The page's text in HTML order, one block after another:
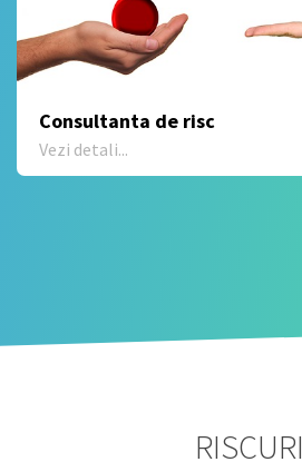
Consultanta de risc
Vezi detali...
RISCURI